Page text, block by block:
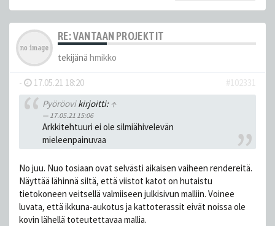
RE: VANTAAN PROJEKTIT
tekijänä hmikko
- 17.05.21 18:20
#102331
Pyöröovikirjoitti: ↑
17.05.21 15:06
Arkkitehtuuri ei ole silmiähivelevän
mieleenpainuvaa
No juu. Nuo tosiaan ovat selvästi aikaisen vaiheen rendereitä.
Näyttää lähinnä siltä, että viistot katot on hutaistu
tietokoneen veitsellä valmiiseen julkisivun malliin. Voinee
luvata, että ikkuna-aukotus ja kattoterassit eivät noissa ole
kovin lähellä toteutettavaa mallia.